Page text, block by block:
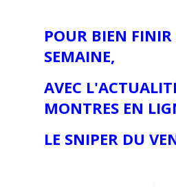
POUR BIEN FINIR
SEMAINE,
AVEC
MONTRES EN
LE SNIPER DU